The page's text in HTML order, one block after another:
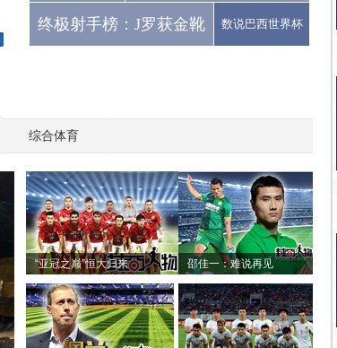
终极射手榜：J罗获金靴 数说巴西世界杯
综合体育
“亚冠之巅”恒大归来 邵佳一：难说再见